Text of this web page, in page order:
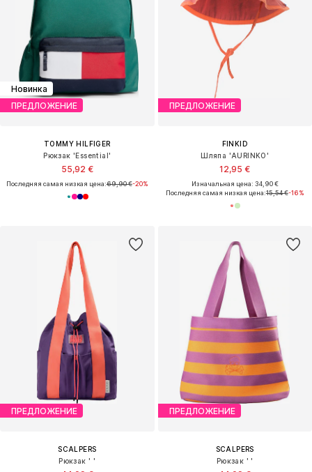
Новинка
ПРЕДЛОЖЕНИЕ
TOMMY HILFIGER
Рюкзак 'Essential'
55,92 €
Последняя самая низкая цена:69,90 €-20%
ПРЕДЛОЖЕНИЕ
FINKID
Шляпа 'AURINKO'
12,95 €
Изначальная цена: 34,90 €
Последняя самая низкая цена:15,54 €-16%
ПРЕДЛОЖЕНИЕ
SCALPERS
Рюкзак ' '
ПРЕДЛОЖЕНИЕ
SCALPERS
Рюкзак ' '